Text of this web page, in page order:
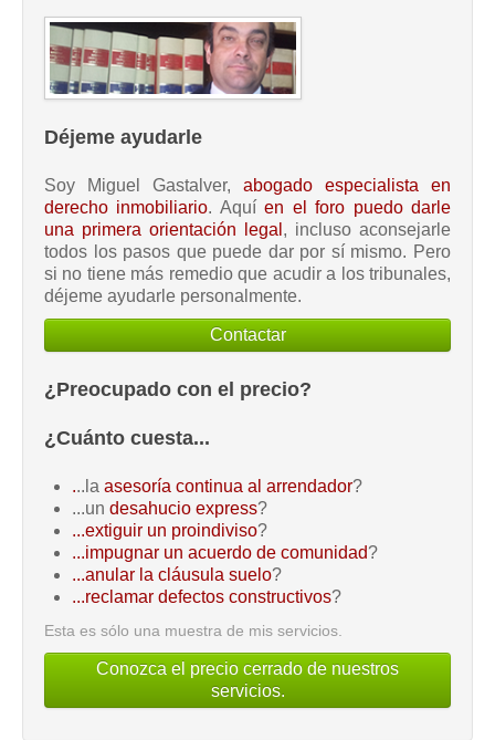
Déjeme ayudarle
Soy Miguel Gastalver, abogado especialista en
derecho inmobiliario. Aquíen el foro puedo darle
una primera orientación legal , incluso aconsejarle
todos los pasos que puede dar por sí mismo. Pero
si no tiene más remedio que acudir a los tribunales,
déjeme ayudarle personalmente.
Contactar
¿Preocupado con el precio?
¿Cuánto cuesta...
...la asesoría continua al arrendador?
...un desahucio express?
...extiguir un proindiviso?
...impugnar un acuerdo de comunidad?
...anular la cláusula suelo?
...reclamar defectos constructivos?
Esta es sólo una muestra de mis servicios.
Conozca el precio cerrado de nuestros
servicios.